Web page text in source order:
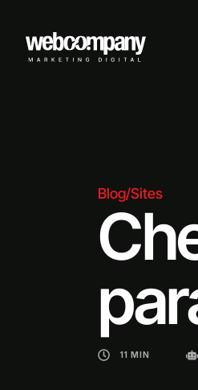
Blog/Sites
11 MIN